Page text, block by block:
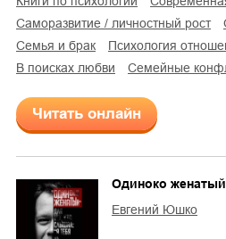
саморазвитие / личностный рост
семья и брак
психология
в поисках любви
семейные
Читать онлайн
Одиноко женатый
Евгений Юшко